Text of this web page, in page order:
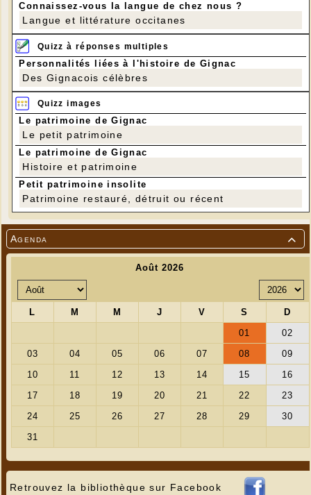

Agenda
Retrouvez la bibliothèque sur Facebook
Connaissez-vous la langue de chez nous ?
Langue et littérature occitanes
Quizz à réponses multiples
Personnalités liées à l'histoire de Gignac
Des Gignacois célèbres
Quizz images
Le patrimoine de Gignac
Le petit patrimoine
Le patrimoine de Gignac
Histoire et patrimoine
Petit patrimoine insolite
Patrimoine restauré, détruit ou récent